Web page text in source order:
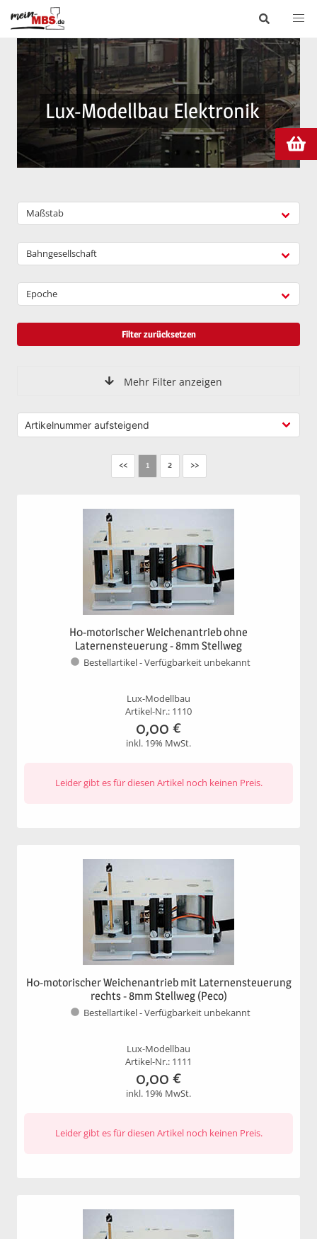
Lux-Modellbau Elektronik
Maßstab
Bahngesellschaft
Epoche
Filter zurücksetzen
Mehr Filter anzeigen
<< 1 2 >>
H0-motorischer Weichenantrieb ohne
Laternensteuerung - 8mm Stellweg
Bestellartikel - Verfügbarkeit unbekannt
Lux-Modellbau
Artikel-Nr.: 1110
0,00 €
inkl. 19% MwSt.
Leider gibt es für diesen Artikel noch keinen Preis.
H0-motorischer Weichenantrieb mit Laternensteuerung
rechts - 8mm Stellweg (Peco)
Bestellartikel - Verfügbarkeit unbekannt
Lux-Modellbau
Artikel-Nr.: 1111
0,00 €
inkl. 19% MwSt.
Leider gibt es für diesen Artikel noch keinen Preis.